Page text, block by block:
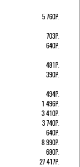
5 760Р.
703Р.
640Р.
481Р.
390Р.
494Р.
1 496Р.
3 410Р.
3 740Р.
640Р.
8 990Р.
680Р.
27 417Р.